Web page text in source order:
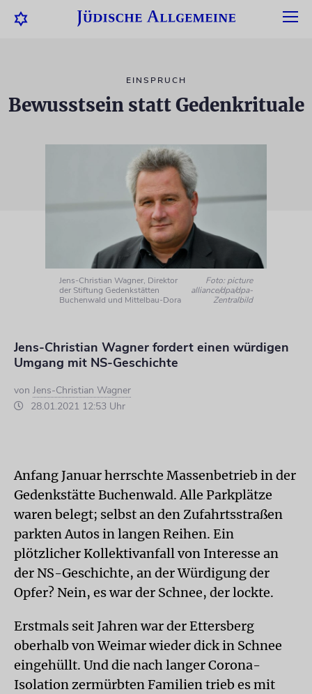
EINSPRUCH
Bewusstsein statt Gedenkrituale
Jens-Christian Wagner, Direktor
der Stiftung Gedenkstätten
Buchenwald und Mittelbau-Dora
Foto: picture
alliance/dpa/dpa-
Zentralbild
Jens-Christian Wagner fordert einen würdigen
Umgang mit NS-Geschichte
von Jens-Christian Wagner
28.01.2021 12:53 Uhr
Anfang Januar herrschte Massenbetrieb in der
Gedenkstätte Buchenwald. Alle Parkplätze
waren belegt; selbst an den Zufahrtsstraßen
parkten Autos in langen Reihen. Ein
plötzlicher Kollektivanfall von Interesse an
der NS-Geschichte, an der Würdigung der
Opfer? Nein, es war der Schnee, der lockte.
Erstmals seit Jahren war der Ettersberg
oberhalb von Weimar wieder dick in Schnee
eingehüllt. Und die nach langer Corona-
Isolation zermürbten Familien trieb es mit